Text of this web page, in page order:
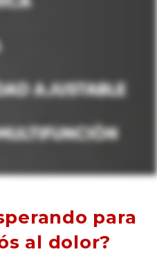
para
al dolor?